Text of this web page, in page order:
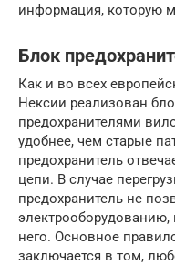
информация, которую
Блок
Как и во всех
Нексии реализован
предохранителями
удобнее, чем старые
предохранитель
цепи. В случае
предохранитель не
него. Основное
заключается в том,